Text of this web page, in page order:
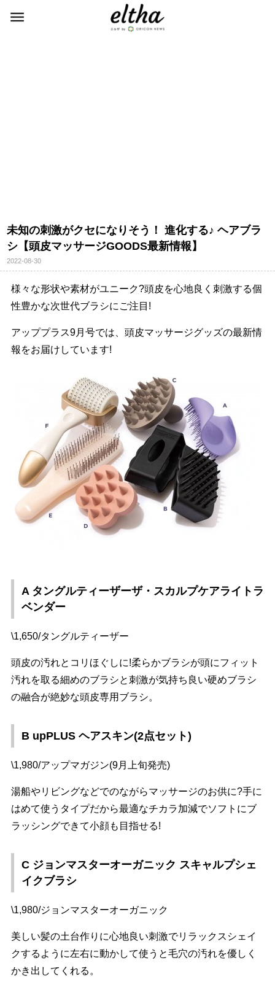
未知の刺激がクセになりそう！ 進化する♪ ヘアブラ
シ【頭皮マッサージGOODS最新情報】
2022-08-30
様々な形状や素材がユニーク?頭皮を心地良く刺激する個
性豊かな次世代ブラシにご注目!
アッププラス9月号では、頭皮マッサージグッズの最新情
報をお届けしています!
A タングルティーザーザ・スカルプケアライトラ
ベンダー
\1,650/タングルティーザー
頭皮の汚れとコリほぐしに!柔らかブラシが頭にフィット
汚れを取る細めのブラシと刺激が気持ち良い硬めブラシ
の融合が絶妙な頭皮専用ブラシ。
B upPLUS ヘアスキン(2点セット)
\1,980/アップマガジン(9月上旬発売)
湯船やリビングなどでのながらマッサージのお供に?手に
はめて使うタイプだから最適なチカラ加減でソフトにブ
ラッシングできて小顔も目指せる!
C ジョンマスターオーガニック スキャルプシェ
イクブラシ
\1,980/ジョンマスターオーガニック
美しい髪の土台作りに心地良い刺激でリラックスシェイ
クするように左右に動かして使うと毛穴の汚れを優しく
かき出してくれる。